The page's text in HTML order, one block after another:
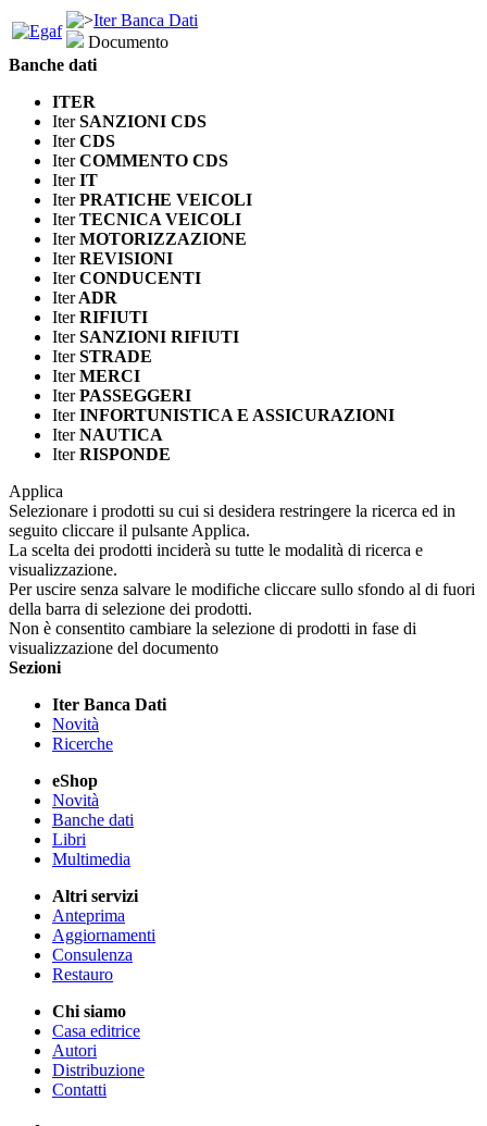
Iter Banca Dati
Documento
Banche dati
ITER
IterSANZIONI CDS
IterCDS
IterCOMMENTO CDS
IterIT
IterPRATICHE VEICOLI
IterTECNICA VEICOLI
IterMOTORIZZAZIONE
IterREVISIONI
IterCONDUCENTI
IterADR
IterRIFIUTI
IterSANZIONI RIFIUTI
IterSTRADE
IterMERCI
IterPASSEGGERI
IterINFORTUNISTICA E ASSICURAZIONI
IterNAUTICA
IterRISPONDE
Applica
Selezionare i prodotti su cui si desidera restringere la ricerca ed in
seguito cliccare il pulsante Applica.
La scelta dei prodotti inciderà su tutte le modalità di ricerca e
visualizzazione.
Per uscire senza salvare le modifiche cliccare sullo sfondo al di fuori
della barra di selezione dei prodotti.
Non è consentito cambiare la selezione di prodotti in fase di
visualizzazione del documento
Sezioni
Iter Banca Dati
Novità
Ricerche
eShop
Novità
Banche dati
Libri
Multimedia
Altri servizi
Anteprima
Aggiornamenti
Consulenza
Restauro
Chi siamo
Casa editrice
Autori
Distribuzione
Contatti